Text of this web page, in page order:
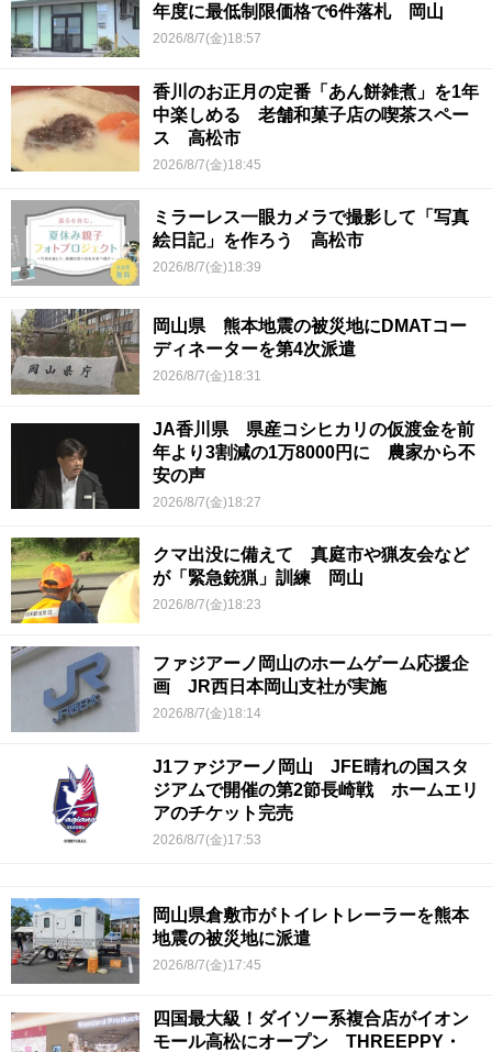
年度に最低制限価格で6件落札 岡山
2026/8/7(金)18:57
香川のお正月の定番「あん餅雑煮」を1年
中楽しめる 老舗和菓子店の喫茶スペー
ス 高松市
2026/8/7(金)18:45
ミラーレス一眼カメラで撮影して「写真
絵日記」を作ろう 高松市
2026/8/7(金)18:39
岡山県 熊本地震の被災地にDMATコー
ディネーターを第4次派遣
2026/8/7(金)18:31
JA香川県 県産コシヒカリの仮渡金を前
年より3割減の1万8000円に 農家から不
安の声
2026/8/7(金)18:27
クマ出没に備えて 真庭市や猟友会など
が「緊急銃猟」訓練 岡山
2026/8/7(金)18:23
ファジアーノ岡山のホームゲーム応援企
画 JR西日本岡山支社が実施
2026/8/7(金)18:14
J1ファジアーノ岡山 JFE晴れの国スタ
ジアムで開催の第2節長崎戦 ホームエリ
アのチケット完売
2026/8/7(金)17:53
岡山県倉敷市がトイレトレーラーを熊本
地震の被災地に派遣
2026/8/7(金)17:45
四国最大級！ダイソー系複合店がイオン
モール高松にオープン THREEPPY・